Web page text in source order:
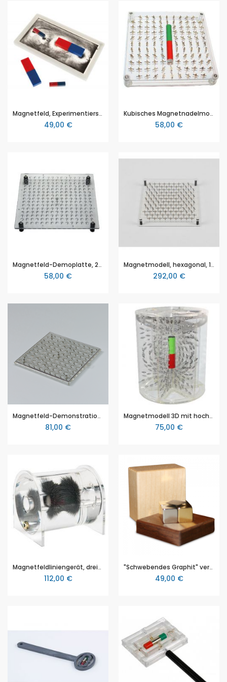
Magnetfeld, Experimentierset
49,00 €
Kubisches Magnetnadelmodell, 150x150 mm
58,00 €
Magnetfeld-Demoplatte, 250x250 mm
58,00 €
Magnetmodell, hexagonal, 150x150mm, 3B Scientific (1002975 [U15350])
292,00 €
Magnetfeld-Demonstrationsplatte, 117 x 117mm
81,00 €
Magnetmodell 3D mit hochwertigen Magneten
75,00 €
Magnetfeldliniengerät, dreidimensional, 3B Scientific (1009765 [U849192)
112,00 €
"Schwebendes Graphit" vernickelt in Holzbox
49,00 €